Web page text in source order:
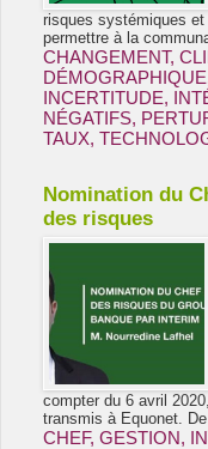
risques systémiques
permettre à la
CHANGEMENT,
DÉMOGRAPHIQUE
INCERTITUDE,
NÉGATIFS,
TAUX,
Nomination du
des risques
compter du 6 avril
transmis à Equonet.
CHEF, GESTION,